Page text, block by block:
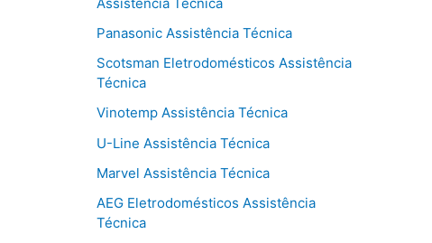
Panasonic Assistência Técnica
Scotsman Eletrodomésticos Assistência
Técnica
Vinotemp Assistência Técnica
U-Line Assistência Técnica
Marvel Assistência Técnica
AEG Eletrodomésticos Assistência
Técnica